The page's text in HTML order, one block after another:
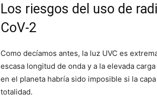
Los riesgos del uso de
CoV-2
Como decíamos antes, la luz UVC es
escasa longitud de onda y a la elevada
en el planeta habría sido imposible si la
totalidad.